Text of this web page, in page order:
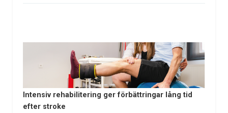
Intensiv rehabilitering ger förbättringar lång tid
efter stroke